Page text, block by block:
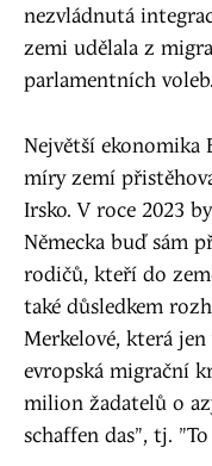
nezvládnutá
zemi udělala z
parlamentních voleb.
Největší ekonomika
míry zemí
Irsko. V roce 2023
Německa buď sám
rodičů, kteří do
také důsledkem
Merkelové, která
evropská migrační
milion žadatelů o
schaffen das", tj.